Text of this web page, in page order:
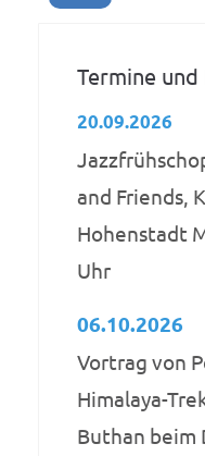
Termine und
20.09.2026
and Friends,
Hohenstadt
Uhr
06.10.2026
Vortrag von
Himalaya-
Buthan beim